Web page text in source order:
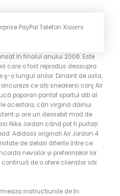
în finalul anului 2006. Este
care o fost reprodus deasupra
ş-o lungul anilor. Dinaint de asta,
ce alți sneakersi conj Air
poporan pantof sportul alb al
acestora, cân virgină dăinui
și are un deosebit mod de
Nike Jordan când pot fi purtați
Adidasii originali Air Jordan 4
de detalii diferite între ce
nevoilor și preferințelor lor
de o ofere clienților săi
instructiunile de în